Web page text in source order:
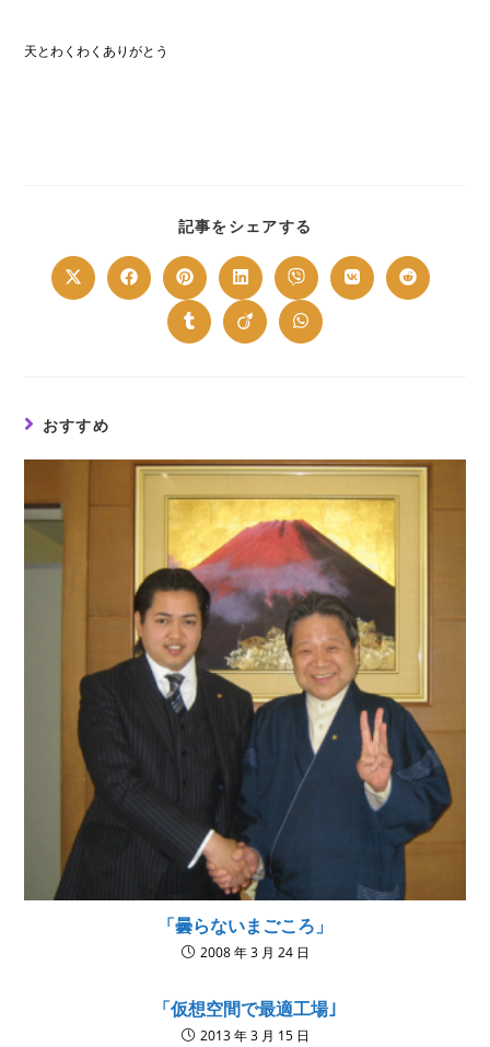
天とわくわくありがとう
記事をシェアする
CONTENT
Opens
in
Opens
in
window
Opens
in
a
new
window
Opens
in
a
new
window
Opens
in
a
new
window
Opens
in
Opens
in
Opens
in
Opens
in
Opens
in
おすすめ
「曇らないまごころ」
2008 年 3 月 24 日
「仮想空間で最適工場｣
2013 年 3 月 15 日